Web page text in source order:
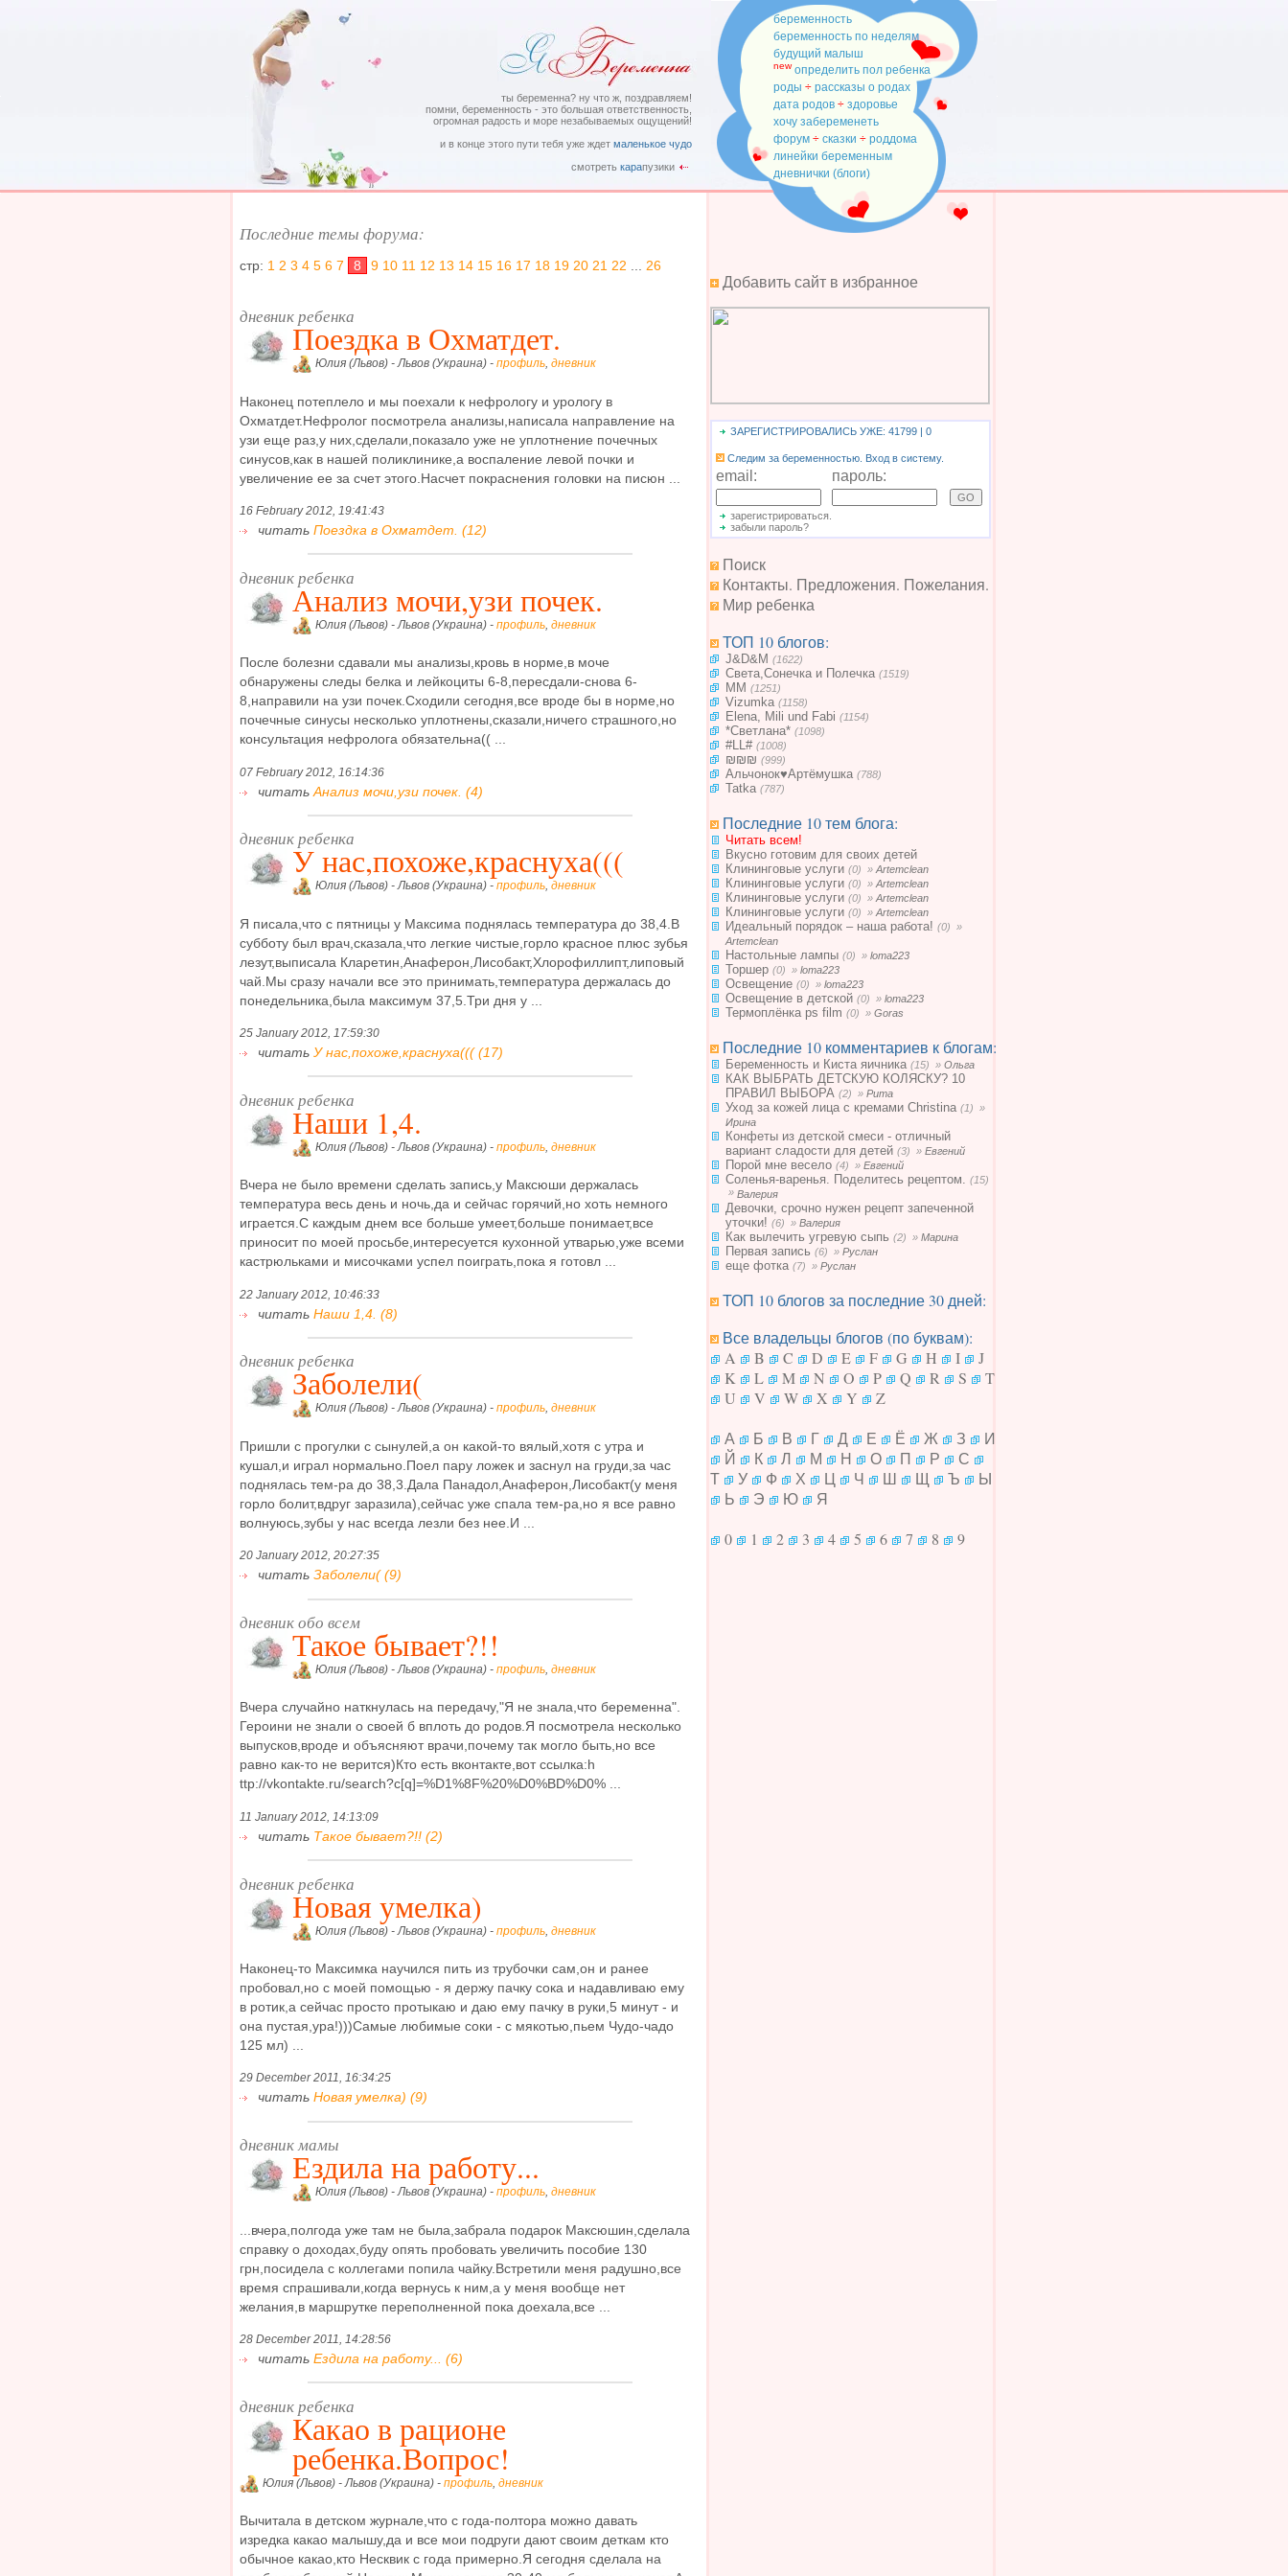
ты беременна? ну что ж, поздравляем!
помни, беременность - это большая ответственность,
огромная радость и море незабываемых ощущений!
и в конце этого пути тебя уже ждет маленькое чудо
смотреть карапузики
беременность
беременность по неделям
будущий малыш
new определить пол ребенка
роды ÷ рассказы о родах
дата родов ÷ здоровье
хочу забеременеть
форум ÷ сказки ÷ роддома
линейки беременным
дневнички (блоги)
Последние темы форума:
стр: 1 2 3 4 5 6 7 8 9 10 11 12 13 14 15 16 17 18 19 20 21 22 26
дневник ребенка
Поездка в Охматдет.
Юлия (Львов) - Львов (Украина) - профиль, дневник
Наконец потеплело и мы поехали к нефрологу и урологу в
Охматдет.Нефролог посмотрела анализы,написала направление на
узи еще раз,у них,сделали,показало уже не уплотнение почечных
синусов,как в нашей поликлинике,а воспаление левой почки и
увеличение ее за счет этого.Насчет покраснения головки на писюн ...
16 February 2012, 19:41:43
читать Поездка в Охматдет. (12)
дневник ребенка
Анализ мочи,узи почек.
Юлия (Львов) - Львов (Украина) - профиль, дневник
После болезни сдавали мы анализы,кровь в норме,в моче
обнаружены следы белка и лейкоциты 6-8,пересдали-снова 6-
8,направили на узи почек.Сходили сегодня,все вроде бы в норме,но
почечные синусы несколько уплотнены,сказали,ничего страшного,но
консультация нефролога обязательна(( ...
07 February 2012, 16:14:36
читать Анализ мочи,узи почек. (4)
дневник ребенка
У нас,похоже,краснуха(((
Юлия (Львов) - Львов (Украина) - профиль, дневник
Я писала,что с пятницы у Максима поднялась температура до 38,4.В
субботу был врач,сказала,что легкие чистые,горло красное плюс зубья
лезут,выписала Кларетин,Анаферон,Лисобакт,Хлорофиллипт,липовый
чай.Мы сразу начали все это принимать,температура держалась до
понедельника,была максимум 37,5.Три дня у ...
25 January 2012, 17:59:30
читать У нас,похоже,краснуха((( (17)
дневник ребенка
Наши 1,4.
Юлия (Львов) - Львов (Украина) - профиль, дневник
Вчера не было времени сделать запись,у Максюши держалась
температура весь день и ночь,да и сейчас горячий,но хоть немного
играется.С каждым днем все больше умеет,больше понимает,все
приносит по моей просьбе,интересуется кухонной утварью,уже всеми
кастрюльками и мисочками успел поиграть,пока я готовл ...
22 January 2012, 10:46:33
читать Наши 1,4. (8)
дневник ребенка
Заболели(
Юлия (Львов) - Львов (Украина) - профиль, дневник
Пришли с прогулки с сынулей,а он какой-то вялый,хотя с утра и
кушал,и играл нормально.Поел пару ложек и заснул на груди,за час
поднялась тем-ра до 38,3.Дала Панадол,Анаферон,Лисобакт(у меня
горло болит,вдруг заразила),сейчас уже спала тем-ра,но я все равно
волнуюсь,зубы у нас всегда лезли без нее.И ...
20 January 2012, 20:27:35
читать Заболели( (9)
дневник обо всем
Такое бывает?!!
Юлия (Львов) - Львов (Украина) - профиль, дневник
Вчера случайно наткнулась на передачу,"Я не знала,что беременна".
Героини не знали о своей б вплоть до родов.Я посмотрела несколько
выпусков,вроде и объясняют врачи,почему так могло быть,но все
равно как-то не верится)Кто есть вконтакте,вот ссылка:h
ttp://vkontakte.ru/search?c[q]=%D1%8F%20%D0%BD%D0% ...
11 January 2012, 14:13:09
читать Такое бывает?!! (2)
дневник ребенка
Новая умелка)
Юлия (Львов) - Львов (Украина) - профиль дневник
Наконец-то Максимка научился пить из трубочки сам,он и ранее
пробовал,но с моей помощью - я держу пачку сока и надавливаю ему
в ротик,а сейчас просто протыкаю и даю ему пачку в руки,5 минут - и
она пустая,ура!)))Самые любимые соки - с мякотью,пьем Чудо-чадо
125 мл) ...
29 December 2011, 16:34:25
читать Новая умелка) (9)
дневник мамы
Ездила на работу...
Юлия (Львов) - Львов (Украина) - профиль, дневник
...вчера,полгода уже там не была,забрала подарок Максюшин,сделала
справку о доходах,буду опять пробовать увеличить пособие 130
грн,посидела с коллегами попила чайку.Встретили меня радушно,все
время спрашивали,когда вернусь к ним,а у меня вообще нет
желания,в маршрутке переполненной пока доехала,все ...
28 December 2011, 14:28:56
читать Ездила на работу... (6)
дневник ребенка
Какао в рационе
ребенка.Вопрос!
Юлия (Львов) - Львов (Украина) - профиль, дневник
Вычитала в детском журнале,что с года-полтора можно давать
изредка какао малышу,да и все мои подруги дают своим деткам кто
обычное какао,кто Несквик с года примерно.Я сегодня сделала на
Добавить сайт в избранное
ЗАРЕГИСТРИРОВАЛИСЬ УЖЕ: 41799 | 0
Следим за беременностью. Вход в систему.
email: пароль:
зарегистрироваться.
забыли пароль?
Поиск
Контакты. Предложения. Пожелания.
Мир ребенка
ТОП 10 блогов:
J&D&M (1622)
Света,Сонечка и Полечка (1519)
MM (1251)
Vizumka (1158)
Elena, Mili und Fabi (1154)
*Светлана* (1098)
#LL# (1008)
₪₪₪ (999)
Альчонок♥Артёмушка (788)
Tatka (787)
Последние 10 тем блога:
Читать всем!
Вкусно готовим для своих детей
Клининговые услуги (0) » Artemclean
Клининговые услуги (0) » Artemclean
Клининговые услуги (0) » Artemclean
Клининговые услуги (0) » Artemclean
Идеальный порядок – наша работа! (0) »
Artemclean
Настольные лампы (0) » loma223
Торшер (0) » loma223
Освещение (0) » loma223
Освещение в детской (0) » loma223
Термоплёнка ps film (0) » Goras
Последние 10 комментариев к блогам:
Беременность и Киста яичника (15) » Ольга
КАК ВЫБРАТЬ ДЕТСКУЮ КОЛЯСКУ? 10
ПРАВИЛ ВЫБОРА (2) » Рита
Уход за кожей лица с кремами Christina (1) »
Ирина
Конфеты из детской смеси - отличный
вариант сладости для детей (3) » Евгений
Порой мне весело (4) » Евгений
Соленья-варенья. Поделитесь рецептом. (15)
» Валерия
Девочки, срочно нужен рецепт запеченной
уточки! (6) » Валерия
Как вылечить угревую сыпь (2) » Марина
Первая запись (6) » Руслан
еще фотка (7) » Руслан
ТОП 10 блогов за последние 30 дней:
Все владельцы блогов (по буквам):
A
B C D E F G H I
J
K
L M N O P Q R S
T
U
V W X Y
Z
А
Б В Г Д Е Ё Ж З
И
Й
К Л М Н О П Р
С
Т
У Ф Х Ц Ч Ш Щ Ъ
Ы
Ь
Э Ю
Я
0
1 2 3 4 5 6 7 8 9